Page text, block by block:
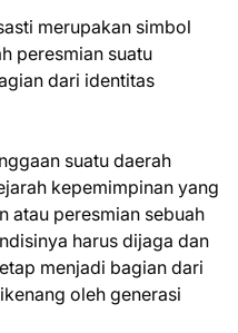
merupakan simbol
peresmian suatu
dari identitas
suatu daerah
kepemimpinan yang
atau peresmian sebuah
harus dijaga dan
menjadi bagian dari
oleh generasi